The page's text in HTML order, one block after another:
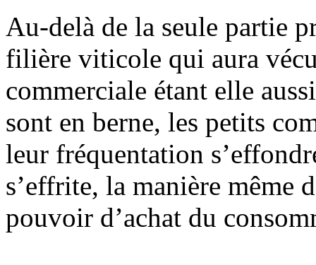
Au-delà de la seule partie
filière viticole qui aura
commerciale étant elle
sont en berne, les petits
leur fréquentation
s’effrite, la manière même
pouvoir d’achat du